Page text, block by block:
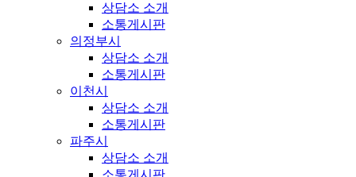
상담소 소개
소통게시판
의정부시
상담소 소개
소통게시판
이천시
상담소 소개
소통게시판
파주시
상담소 소개